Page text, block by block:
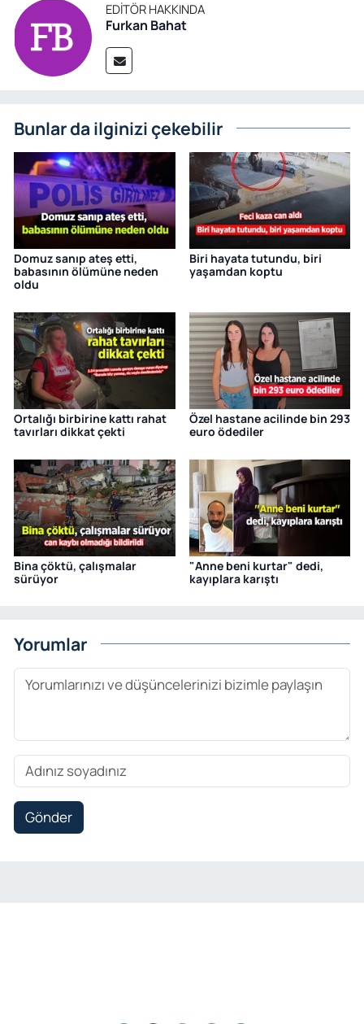
EDITÖR HAKKINDA
Furkan Bahat
Bunlar da ilginizi çekebilir
Domuz sanıp ateş etti,
babasının ölümüne neden
oldu
Biri hayata tutundu, biri
yaşamdan koptu
Ortalığı birbirine kattı rahat
tavırları dikkat çekti
Özel hastane acilinde bin 293
euro ödediler
Bina çöktü, çalışmalar
sürüyor
"Anne beni kurtar" dedi,
kayıplara karıştı
Yorumlar
Gönder